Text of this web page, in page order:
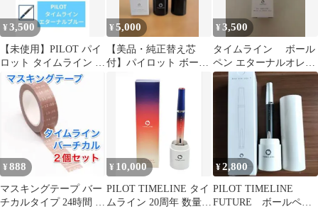
¥3,500
【未使用】PILOT パイ
ロット タイムライン エ
ターナルブルー使用説
明書付き
¥5,000
【美品・純正替え芯
付】パイロット ボール
ト ケース箱付
¥3,500
タイムライン ボール
ペン エターナルオレン
ジ
¥888
マスキングテープ バー
チカルタイプ 24時間 タ
¥ 10,000
PILOT TIMELINE タイ
ムライン 20周年 数量限
¥2,800
PILOT TIMELINE
FUTURE ボールペン